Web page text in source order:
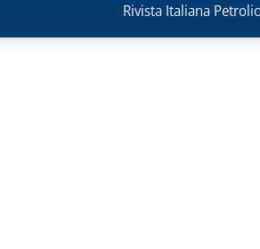
Rivista Italiana